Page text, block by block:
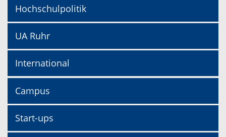
Hochschulpolitik
UA Ruhr
International
Campus
Start-ups